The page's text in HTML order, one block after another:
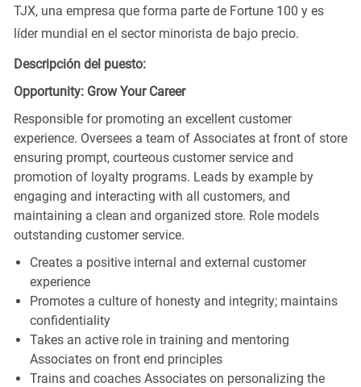
TJX, una empresa que forma parte de Fortune 100 y es
líder mundial en el sector minorista de bajo precio.
Descripción del puesto:
Opportunity: Grow Your Career
Responsible for promoting an excellent customer
experience. Oversees a team of Associates at front of store
ensuring prompt, courteous customer service and
promotion of loyalty programs. Leads by example by
engaging and interacting with all customers, and
maintaining a clean and organized store. Role models
outstanding customer service.
Creates a positive internal and external customer
experience
Promotes a culture of honesty and integrity; maintains
confidentiality
Takes an active role in training and mentoring
Associates on front end principles
Trains and coaches Associates on personalizing the